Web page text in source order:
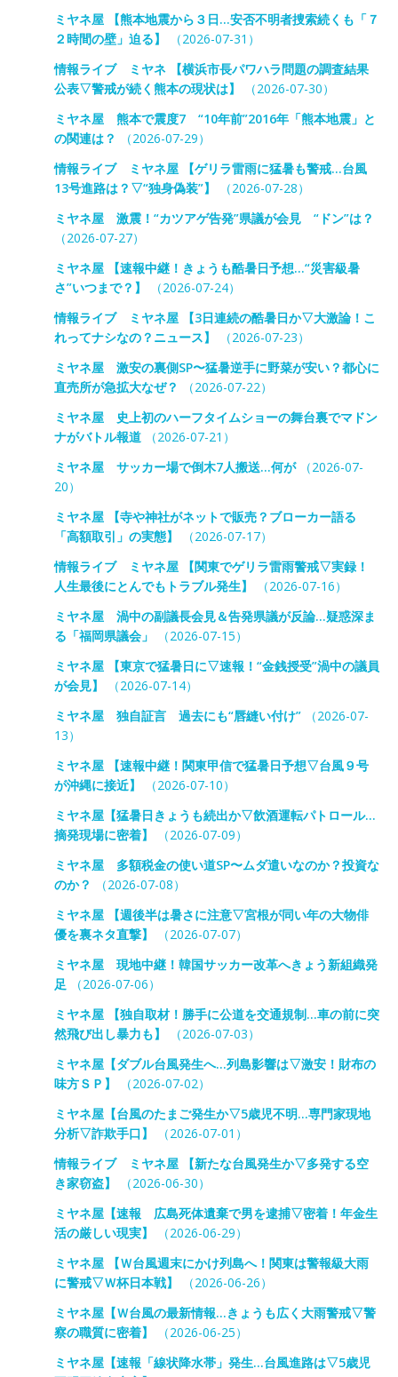
ミヤネ屋 【熊本地震から３日…安否不明者捜索続くも「７
２時間の壁」迫る】
（2026-07-31）
情報ライブ ミヤネ 【横浜市長パワハラ問題の調査結果
公表▽警戒が続く熊本の現状は】
（2026-07-30）
ミヤネ屋 熊本で震度7 “10年前”2016年「熊本地震」と
の関連は？
（2026-07-29）
情報ライブ ミヤネ屋 【ゲリラ雷雨に猛暑も警戒…台風
13号進路は？▽“独身偽装”】
（2026-07-28）
ミヤネ屋 激震！“カツアゲ告発”県議が会見 “ドン”は？
（2026-07-27）
ミヤネ屋 【速報中継！きょうも酷暑日予想…“災害級暑
さ”いつまで？】
（2026-07-24）
情報ライブ ミヤネ屋 【3日連続の酷暑日か▽大激論！こ
れってナシなの？ニュース】
（2026-07-23）
ミヤネ屋 激安の裏側SP〜猛暑逆手に野菜が安い？都心に
直売所が急拡大なぜ？
（2026-07-22）
ミヤネ屋 史上初のハーフタイムショーの舞台裏でマドン
ナがバトル報道（2026-07-21）
ミヤネ屋 サッカー場で倒木7人搬送…何が（2026-07-
20）
ミヤネ屋 【寺や神社がネットで販売？ブローカー語る
「高額取引」の実態】
（2026-07-17）
情報ライブ ミヤネ屋 【関東でゲリラ雷雨警戒▽実録！
人生最後にとんでもトラブル発生】
（2026-07-16）
ミヤネ屋 渦中の副議長会見＆告発県議が反論…疑惑深ま
る「福岡県議会」
（2026-07-15）
ミヤネ屋 【東京で猛暑日に▽速報！“金銭授受”渦中の議員
が会見】
（2026-07-14）
ミヤネ屋 独自証言 過去にも“唇縫い付け”（2026-07-
13）
ミヤネ屋 【速報中継！関東甲信で猛暑日予想▽台風９号
が沖縄に接近】
（2026-07-10）
ミヤネ屋【猛暑日きょうも続出か▽飲酒運転パトロール…
摘発現場に密着】
（2026-07-09）
ミヤネ屋 多額税金の使い道SP〜ムダ遣いなのか？投資な
のか？
（2026-07-08）
ミヤネ屋 【週後半は暑さに注意▽宮根が同い年の大物俳
優を裏ネタ直撃】
（2026-07-07）
ミヤネ屋 現地中継！韓国サッカー改革へきょう新組織発
足 （2026-07-06）
ミヤネ屋 【独自取材！勝手に公道を交通規制…車の前に突
然飛び出し暴力も】
（2026-07-03）
ミヤネ屋【ダブル台風発生へ…列島影響は▽激安！財布の
味方ＳＰ】
（2026-07-02）
ミヤネ屋【台風のたまご発生か▽5歳児不明…専門家現地
分析▽詐欺手口】
（2026-07-01）
情報ライブ ミヤネ屋 【新たな台風発生か▽多発する空
き家窃盗】
（2026-06-30）
ミヤネ屋【速報 広島死体遺棄で男を逮捕▽密着！年金生
活の厳しい現実】
（2026-06-29）
ミヤネ屋 【Ｗ台風週末にかけ列島へ！関東は警報級大雨
に警戒▽Ｗ杯日本戦】
（2026-06-26）
ミヤネ屋【Ｗ台風の最新情報…きょうも広く大雨警戒▽警
察の職質に密着】
（2026-06-25）
ミヤネ屋【速報「線状降水帯」発生…台風進路は▽5歳児